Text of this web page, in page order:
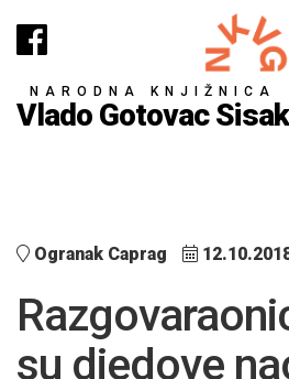
NARODNA KNJIŽNICA
Vlado Gotovac Sisak
Ogranak Caprag
su djedove